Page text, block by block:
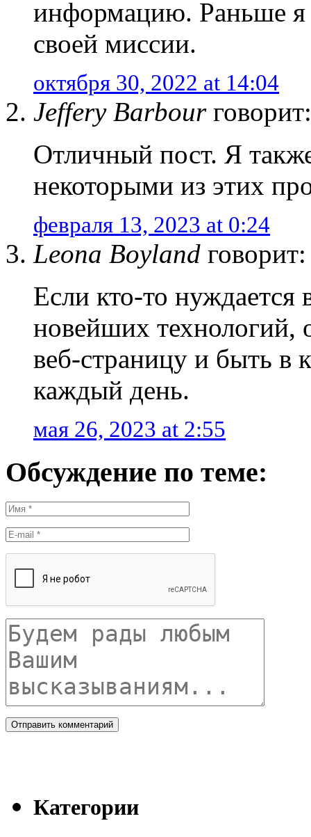
информацию. Раньше я
своей миссии.
октября 30, 2022 at 14:04
Jeffery Barbourговорит:
Отличный пост. Я
некоторыми из этих
февраля 13, 2023 at 0:24
Leona Boyland говорит:
Если кто-то нуждается
новейших технологий,
веб-страницу и быть в
каждый день.
мая 26, 2023 at 2:55
Обсуждение по теме:
Категории